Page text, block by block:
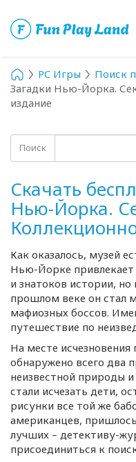
PC Игры
Поиск
Загадки Нью-Йорка.
издание
Поиск
Скачать
Нью-Йорка.
Как оказалось, музей
Нью-Йорке
и знатоков истории,
прошлом веке он стал
мафиозных боссов.
путешествие по
На месте
обнаружено всего два
неизвестной природы
стали исчезать дети,
рисунки все той же
американцев,
лучших – детективу-
присоединиться к